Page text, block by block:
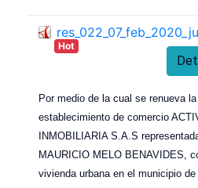
Hot
Por medio de la cual se renueva
establecimiento de comercio
INMOBILIARIA S.A.S
MAURICIO MELO BENAVIDES,
vivienda urbana en el municipio